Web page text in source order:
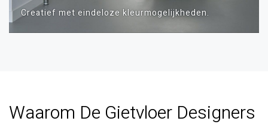
Creatief met eindeloze kleurmogelijkheden.
Waarom De Gietvloer Designers